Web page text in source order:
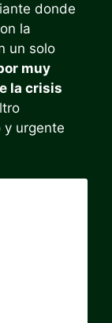
donde
la
un solo
muy
la crisis
y urgente